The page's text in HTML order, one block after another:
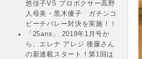
悠佳子VS プロボクサー高野
人母美・黒木優子 ガチンコ
ビーチバレー対決を実施！！
「25ans」 2018年1月号か
ら、エレナ アレジ 後藤さん
の新連載スタート！第1回は